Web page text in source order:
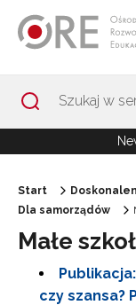
Start
Dla samorządów
Małe
czy szansa?